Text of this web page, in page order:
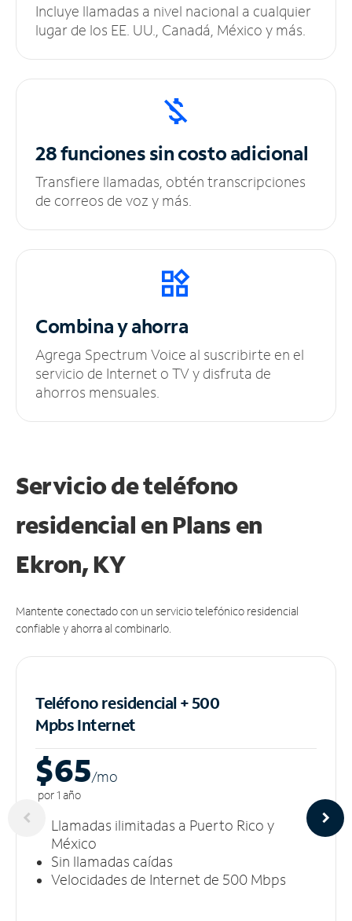
Incluye llamadas a nivel nacional a cualquier
lugar de los EE. UU., Canadá, México y más.
28 funciones sincosto adicional
Transfiere llamadas, obtén transcripciones
de correos de voz y más.
Combina y ahorra
Agrega Spectrum Voice al suscribirte en el
servicio de Internet o TV y disfruta de
ahorros mensuales.
Servicio de teléfono
residencial en Plans en
Ekron, KY
Mantente conectado con un servicio telefónico residencial
confiable y ahorra al combinarlo.
Teléfono residencial + 500
MpbsInternet
$65/mo
por 1 año
Llamadas ilimitadas a Puerto Rico y
México
Sin llamadas caídas
Velocidades de Internet de 500 Mbps